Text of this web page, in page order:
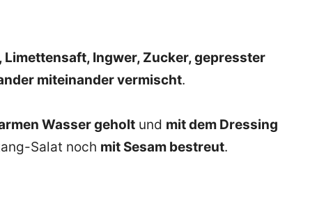
Limettensaft, Ingwer, Zucker, gepresster
miteinander vermischt.
Wasser geholt und mit dem Dressing
Salat noch mit Sesam bestreut.